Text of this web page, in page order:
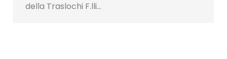
della Traslochi F.lli…